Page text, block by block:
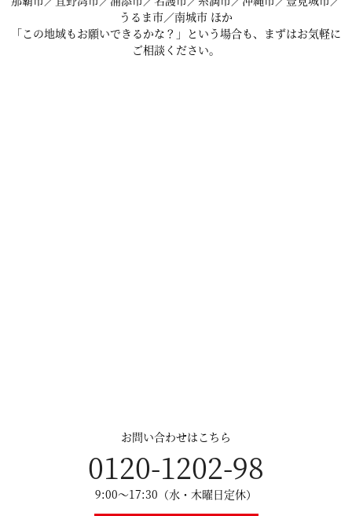
うるま市／南城市 ほか
「この地域もお願いできるかな？」という場合も、まずはお気軽に
ご相談ください。
お問い合わせはこちら
0120-1202-98
9:00～17:30（水・木曜日定休）